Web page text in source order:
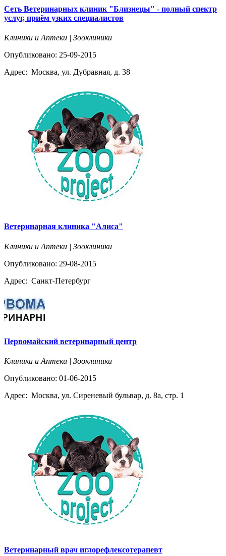
Сеть Ветеринарных клиник "Близнецы" - полный спектр
услуг, приём узких специалистов
Клиники и Аптеки | Зооклиники
Опубликовано: 25-09-2015
Адрес: Москва, ул. Дубравная, д. 38
Ветеринарная клиника "Алиса"
Клиники и Аптеки | Зооклиники
Опубликовано: 29-08-2015
Адрес: Санкт-Петербург
Первомайский ветеринарный центр
Клиники и Аптеки | Зооклиники
Опубликовано: 01-06-2015
Адрес: Москва, ул. Сиреневый бульвар, д. 8а, стр. 1
Ветеринарный врач иглорефлексотерапевт